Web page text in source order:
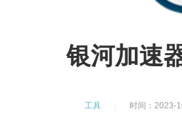
银河加速
工具 时间：2023-